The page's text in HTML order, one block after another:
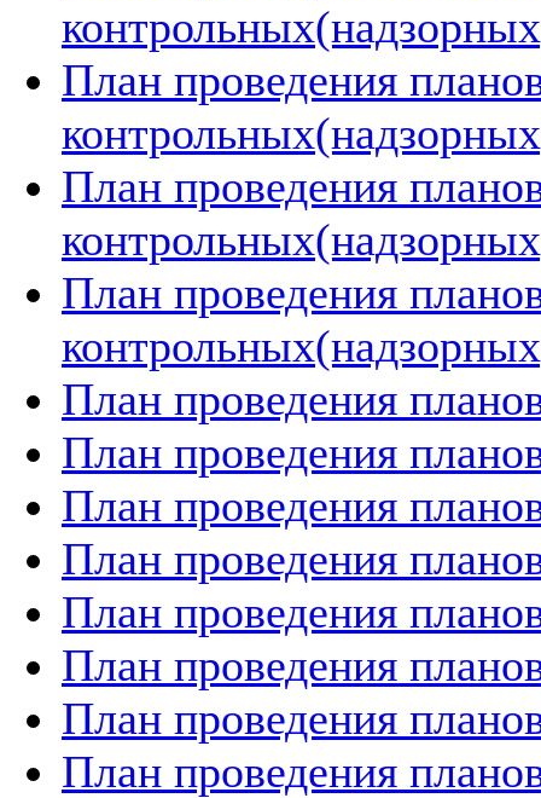
План проведения
План проведения
План проведения
План проведения
План проведения
План проведения
План проведения
План проведения
План проведения
План проведения
План проведения